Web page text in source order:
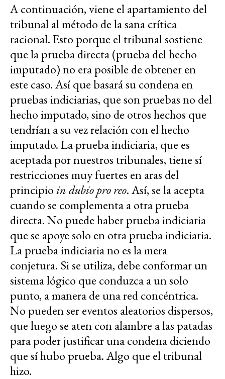
A continuación, viene el apartamiento del
tribunal al método de la sana crítica
racional. Esto porque el tribunal sostiene
que la prueba directa (prueba del hecho
imputado) no era posible de obtener en
este caso. Así que basará su condena en
pruebas indiciarias, que son pruebas no del
hecho imputado, sino de otros hechos que
tendrían a su vez relación con el hecho
imputado. La prueba indiciaria, que es
aceptada por nuestros tribunales, tiene sí
restricciones muy fuertes en aras del
principioin dubio pro reo. Así, se la acepta
cuando se complementa a otra prueba
directa. No puede haber prueba indiciaria
que se apoye solo en otra prueba indiciaria.
La prueba indiciaria no es la mera
conjetura. Si se utiliza, debe conformar un
sistema lógico que conduzca a un solo
punto, a manera de una red concéntrica.
No pueden ser eventos aleatorios dispersos,
que luego se aten con alambre a las patadas
para poder justificar una condena diciendo
que sí hubo prueba. Algo que el tribunal
hizo.